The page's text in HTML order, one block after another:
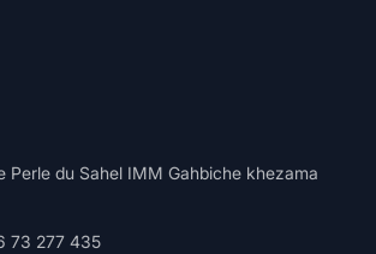
Perle du Sahel IMM Gahbiche khezama
73 277 435